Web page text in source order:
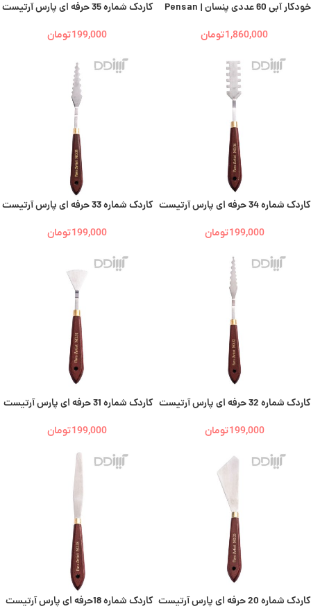
خودکار آبی 60 عددی پنسان | Pensan
1,860,000تومان
کاردک شماره 35 حرفه ای پارس آرتیست
199,000تومان
کاردک شماره 34 حرفه ای پارس آرتیست
199,000تومان
کاردک شماره 33 حرفه ای پارس آرتیست
199,000تومان
کاردک شماره 32 حرفه ای پارس آرتیست
199,000تومان
کاردک شماره 31 حرفه ای پارس آرتیست
199,000تومان
کاردک شماره 20 حرفه ای پارس آرتیست کاردک شماره 18حرفه ای پارس آرتیست